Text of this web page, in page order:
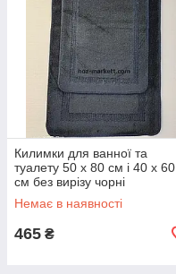
Килимки для ванної та
туалету 50 х 80 см і 40 х 60
см без вирізу чорні
Немає в наявності
465 ₴